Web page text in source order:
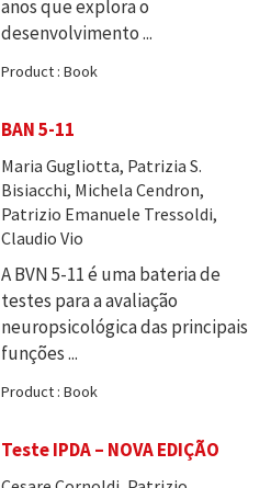
anos que explora o
desenvolvimento ...
Product : Book
BAN 5-11
Maria Gugliotta, Patrizia S.
Bisiacchi, Michela Cendron,
Patrizio Emanuele Tressoldi,
Claudio Vio
A BVN 5-11 é uma bateria de
testes para a avaliação
neuropsicológica das principais
funções ...
Product : Book
Teste IPDA – NOVA EDIÇÃO